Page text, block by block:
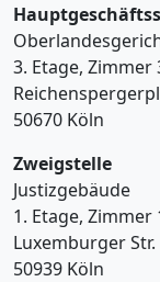
3. Etage, Zimmer
50670 Köln
Zweigstelle
Justizgebäude
1. Etage, Zimmer
Luxemburger Str.
50939 Köln